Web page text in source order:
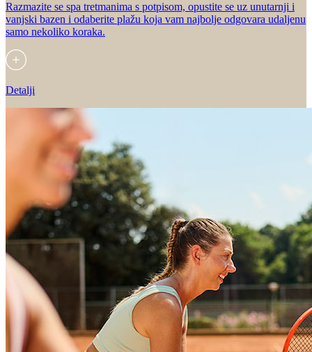
Razmazite se spa tretmanima s potpisom, opustite se uz unutarnji i
vanjski bazen i odaberite plažu koja vam najbolje odgovara udaljenu
samo nekoliko koraka.
Detalji